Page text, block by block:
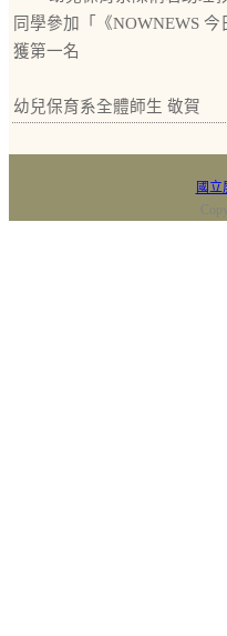
同學參加「《NOWNEWS
獲第一名
幼兒保育系全體師生 敬賀
國立